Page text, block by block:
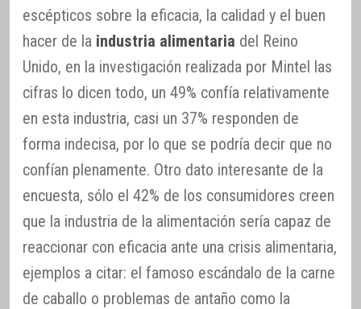
escépticos sobre la eficacia, la calidad y el buen
hacer de la industria alimentaria del Reino
Unido, en la investigación realizada por Mintel las
cifras lo dicen todo, un 49% confía relativamente
en esta industria, casi un 37% responden de
forma indecisa, por lo que se podría decir que no
confían plenamente. Otro dato interesante de la
encuesta, sólo el 42% de los consumidores creen
que la industria de la alimentación sería capaz de
reaccionar con eficacia ante una crisis alimentaria,
ejemplos a citar: el famoso escándalo de la carne
de caballo o problemas de antaño como la